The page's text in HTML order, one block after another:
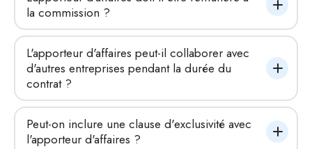
la commission ?
L'apporteur d'affaires peut-il collaborer avec
d'autres entreprises pendant la durée du
contrat ?
Peut-on inclure une clause d'exclusivité avec
l'apporteur d'affaires ?